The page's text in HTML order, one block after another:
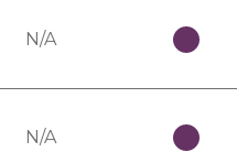
N/A
N/A